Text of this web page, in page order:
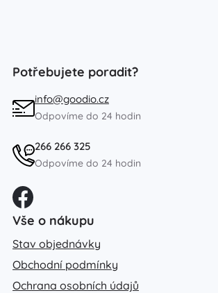
Potřebujete poradit?
info@goodio.cz
Odpovíme do 24 hodin
266 266 325
Odpovíme do 24 hodin
Vše o nákupu
Stav objednávky
Obchodní podmínky
Ochrana osobních údajů